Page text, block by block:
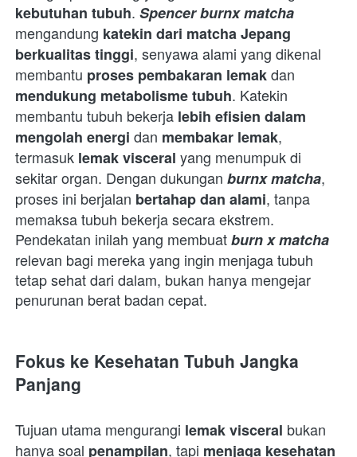
kebutuhan tubuh. Spencer burnx matcha
mengandung katekin dari matcha Jepang
berkualitas tinggi, senyawa alami yang dikenal
membantu proses pembakaran lemak
mendukung metabolisme tubuh. Katekin
membantu tubuh bekerja lebih efisien dalam
mengolah energi dan membakar lemak,
termasuk lemak visceral yang menumpuk di
sekitar organ. Dengan dukungan burnx matcha,
proses ini berjalan bertahap dan alami, tanpa
memaksa tubuh bekerja secara ekstrem.
Pendekatan inilah yang membuat burn x matcha
relevan bagi mereka yang ingin menjaga tubuh
tetap sehat dari dalam, bukan hanya mengejar
penurunan berat badan cepat.
Fokus ke Kesehatan Tubuh Jangka
Panjang
Tujuan utama mengurangi lemak visceral bukan
hanya soal penampilan, tapi menjaga kesehatan